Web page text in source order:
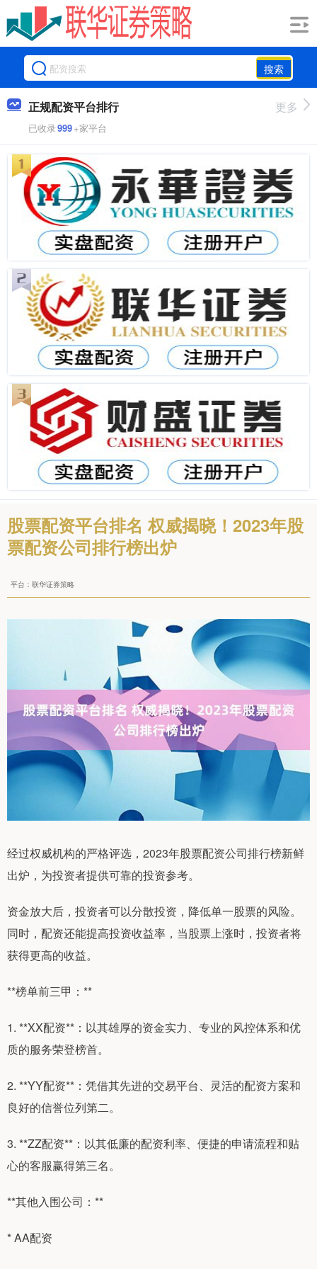
搜索
正规配资平台排行
已收录999+家平台
更多
股票配资平台排名 权威揭晓！2023年股
票配资公司排行榜出炉
平台：联华证券策略
经过权威机构的严格评选，2023年股票配资公司排行榜新鲜
出炉，为投资者提供可靠的投资参考。
资金放大后，投资者可以分散投资，降低单一股票的风险。
同时，配资还能提高投资收益率，当股票上涨时，投资者将
获得更高的收益。
**榜单前三甲：**
1. **XX配资**：以其雄厚的资金实力、专业的风控体系和优
质的服务荣登榜首。
2. **YY配资**：凭借其先进的交易平台、灵活的配资方案和
良好的信誉位列第二。
3. **ZZ配资**：以其低廉的配资利率、便捷的申请流程和贴
心的客服赢得第三名。
**其他入围公司：**
* AA配资